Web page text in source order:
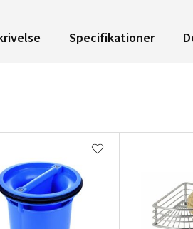
Specifikationer